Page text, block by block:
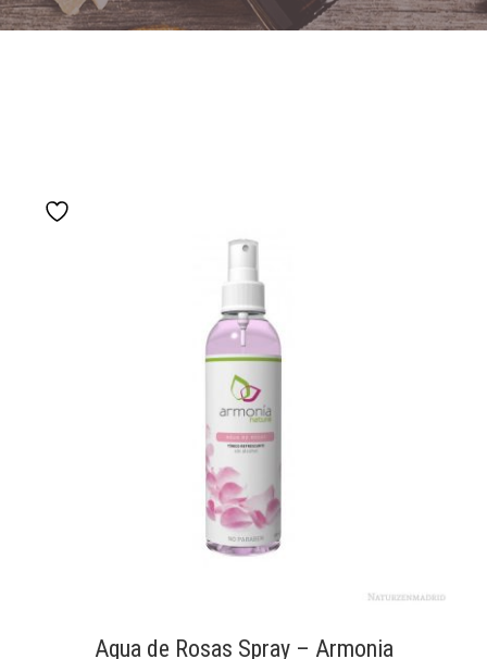
Agua de Rosas Spray – Armonia